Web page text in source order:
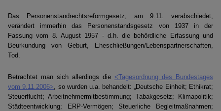
Das Personenstandrechtsreformgesetz, am 9.11. verabschiedet,
verändert immerhin das Personenstandsgesetz von 1937 in der
Fassung vom 8. August 1957 - d.h. die behördliche Erfassung und
Beurkundung von Geburt, Eheschließungen/Lebenspartnerschaften,
Tod.
Betrachtet man sich allerdings die <Tagesordnung des Bundestages
vom 9.11.2006>, so wurden u.a. behandelt: „Deutsche Einheit; Ethikrat;
Steuerflucht; Arbeitnehmermitbestimmung; Tabakgesetz; Klimapolitik;
Städteentwicklung; ERP-Vermögen; Steuerliche Begleitmaßnahmen;